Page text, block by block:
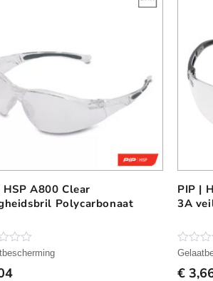
HSP A800 Clear
Polycarbonaat
PIP |
3A
N
g
€